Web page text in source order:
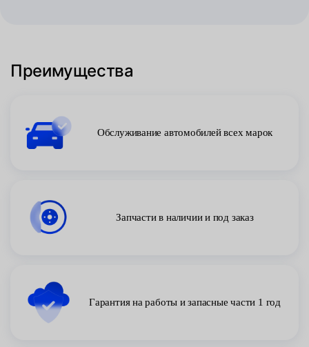
Преимущества
Обслуживание автомобилей всех марок
Запчасти в наличии и под заказ
Гарантия на работы и запасные части 1 год